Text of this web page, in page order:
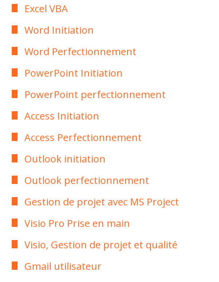
Excel VBA
Word Initiation
Word Perfectionnement
PowerPoint Initiation
PowerPoint perfectionnement
Access Initiation
Access Perfectionnement
Outlook initiation
Outlook perfectionnement
Gestion de projet avec MS Project
Visio Pro Prise en main
Visio, Gestion de projet et qualité
Gmail utilisateur